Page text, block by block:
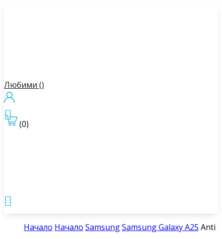
Любими ()
(0)


Начало Начало SamsungSamsung Galaxy A25 Anti